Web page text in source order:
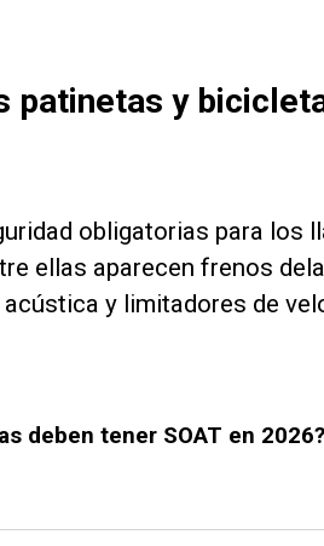
patinetas y
obligatorias para los
ellas aparecen frenos
y limitadores de
deben tener SOAT en